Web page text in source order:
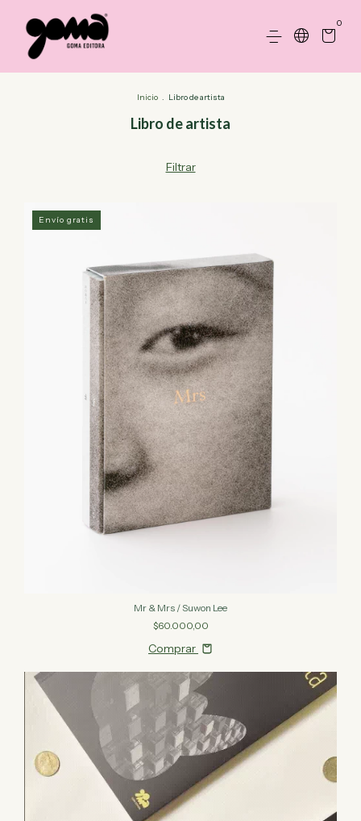
0
Inicio . Libro de artista
Libro de artista
Filtrar
Envío gratis
Mr & Mrs / Suwon Lee
$60.000,00
Comprar